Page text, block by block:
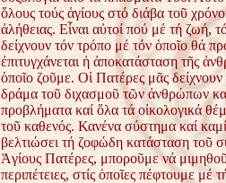
ὅλους τούς ἁγίους στό διάβα τοῦ
ἀλήθειας. Εἶναι αὐτοί πού μέ τή ζωή,
δείχνουν τόν τρόπο μέ τόν ὁποῖο θά
ἐπιτυγχάνεται ἡ ἀποκατάσταση τῆς
ὁποῖο ζοῦμε. Οἱ Πατέρες μᾶς
δράμα τοῦ διχασμοῦ τῶν ἀνθρώπων
προβλήματα καί ὅλα τά οἰκολογικά
τοῦ καθενός. Κανένα σύστημα καί
βελτιώσει τή ζοφώδη κατάσταση τοῦ
Ἁγίους Πατέρες, μποροῦμε νά
περιπέτειες, στίς ὁποῖες πέφτουμε μέ